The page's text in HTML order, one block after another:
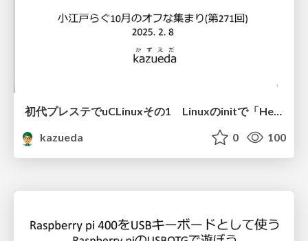
初代プレステでuCLinuxその1 Linuxのinitで「Hello World」
kazueda
0 100